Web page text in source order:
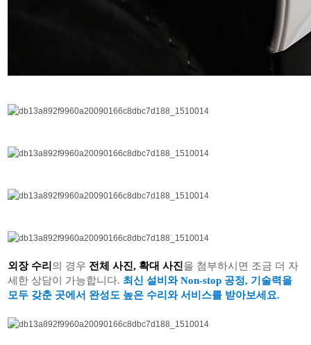
외장 수리 의 경우 전체 사진, 확대 사진을 첨부하시면 조금 더 자
세한 상담이 가능합니다. 최신 설비와 Non-stop 공정, 기술력을
모두 갖춘 곳에서 완성도 높은 수리와 서비스를 받아보세요.